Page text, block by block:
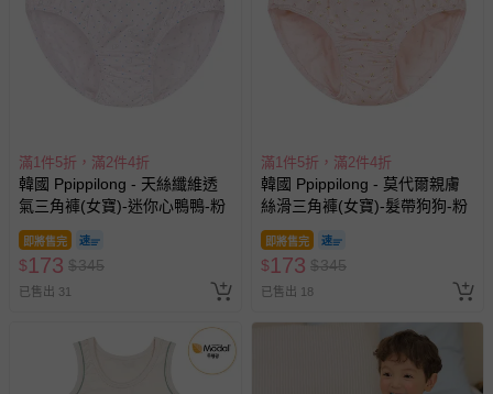
滿1件5折，滿2件4折
韓國 Ppippilong - 輕柔棉透氣
四角褲(女寶)-花朵小兔-粉膚
即將售完
$190 $
滿1件5折，滿2件4折
韓國 Ppippilong - 輕柔棉透氣
背心內衣(女寶)-彩點小老鼠-米
即將售完
$178 $
已售出 8